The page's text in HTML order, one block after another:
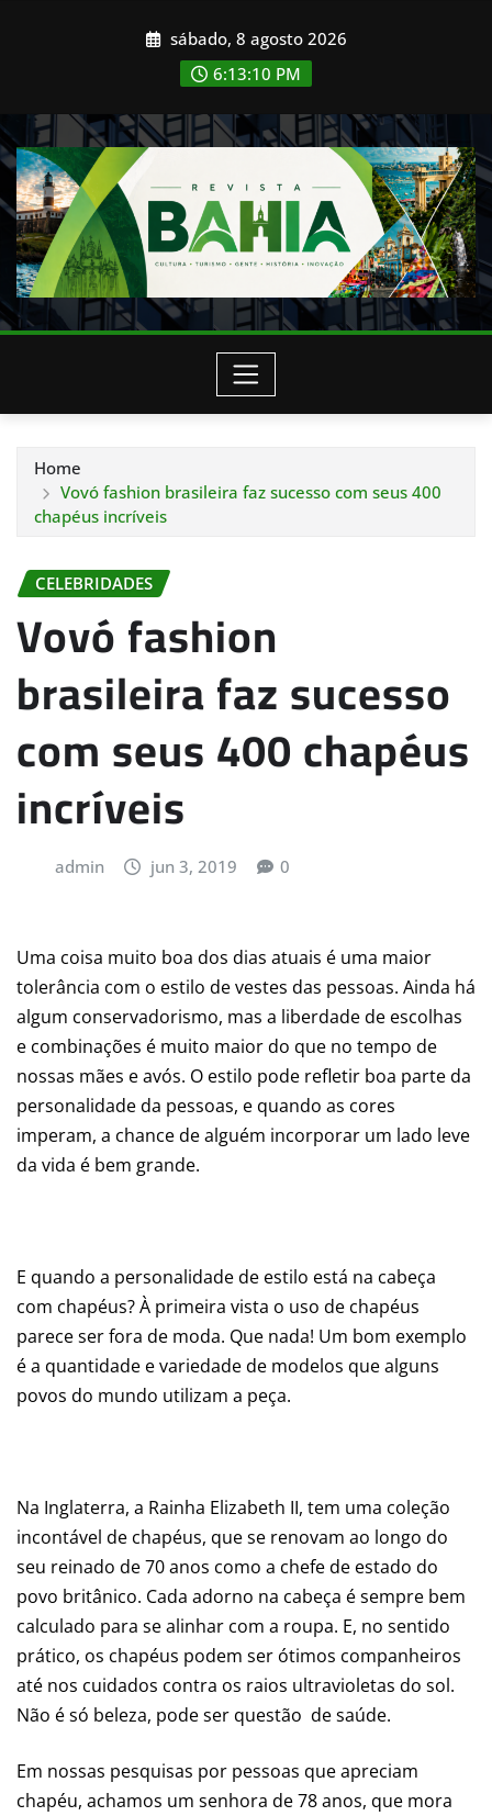
sábado, 8 agosto 2026
6:13:12 PM
Home
Vovó fashion brasileira faz sucesso com seus 400
chapéus incríveis
CELEBRIDADES
Vovó fashion
brasileira faz sucesso
com seus 400 chapéus
incríveis
admin jun 3, 2019 0
Uma coisa muito boa dos dias atuais é uma maior
tolerância com o estilo de vestes das pessoas. Ainda há
algum conservadorismo, mas a liberdade de escolhas
e combinações é muito maior do que no tempo de
nossas mães e avós. O estilo pode refletir boa parte da
personalidade da pessoas, e quando as cores
imperam, a chance de alguém incorporar um lado leve
da vida é bem grande.
E quando a personalidade de estilo está na cabeça
com chapéus? À primeira vista o uso de chapéus
parece ser fora de moda. Que nada! Um bom exemplo
é a quantidade e variedade de modelos que alguns
povos do mundo utilizam a peça.
Na Inglaterra, a Rainha Elizabeth II, tem uma coleção
incontável de chapéus, que se renovam ao longo do
seu reinado de 70 anos como a chefe de estado do
povo britânico. Cada adorno na cabeça é sempre bem
calculado para se alinhar com a roupa. E, no sentido
prático, os chapéus podem ser ótimos companheiros
até nos cuidados contra os raios ultravioletas do sol.
Não é só beleza, pode ser questão de saúde.
Em nossas pesquisas por pessoas que apreciam
chapéu, achamos um senhora de 78 anos, que mora